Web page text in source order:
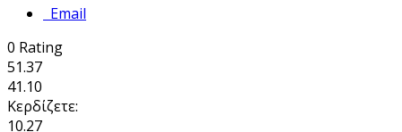
Email
0 Rating
51.37
41.10
Κερδίζετε:
10.27